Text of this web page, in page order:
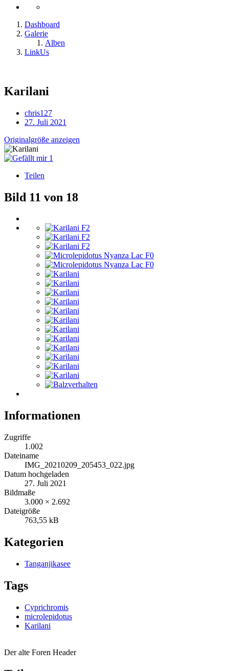
Dashboard
Galerie
Alben
LinkUs
Karilani
chris127
27. Juli 2021
Originalgröße anzeigen
1
Teilen
Bild 11 von 18
Informationen
Zugriffe
1.002
Dateiname
IMG_20210209_205453_022.jpg
Datum hochgeladen
27. Juli 2021
Bildmaße
3.000 × 2.692
Dateigröße
763,55 kB
Kategorien
Tanganjikasee
Tags
Cyprichromis
microlepidotus
Karilani
Der alte Foren Header